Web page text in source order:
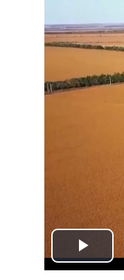
Play